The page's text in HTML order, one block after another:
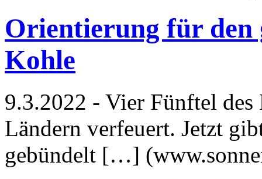
Orientierung für den
Kohle
9.3.2022 - Vier Fünftel
Ländern verfeuert. Jetzt
gebündelt […]